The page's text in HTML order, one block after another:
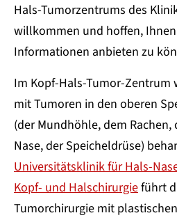
Hals-Tumorzentrums des
willkommen und hoffen,
Informationen anbieten zu
Im Kopf-Hals-Tumor-Zentrum
mit Tumoren in den oberen
(der Mundhöhle, dem
Nase, der Speicheldrüse)
Universitätsklinik für Hals-
Kopf- und Halschirurgieführt
Tumorchirurgie mit